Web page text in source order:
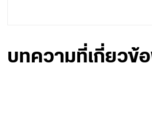
บทความที่เกี่ยวข้